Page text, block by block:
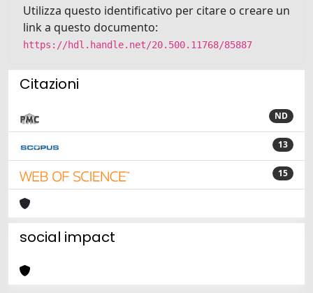
Utilizza questo identificativo per citare o creare un
link a questo documento:
https://hdl.handle.net/20.500.11768/85887
Citazioni
ND
13
15
social impact